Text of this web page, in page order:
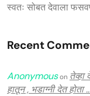
स्वतः सोबत देवाला
Recent
Anonymouson तेव्हा
हातून , भडाग्नी देत होता